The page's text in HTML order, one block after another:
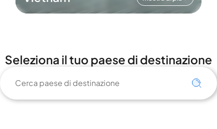
Seleziona il tuo paese di destinazione